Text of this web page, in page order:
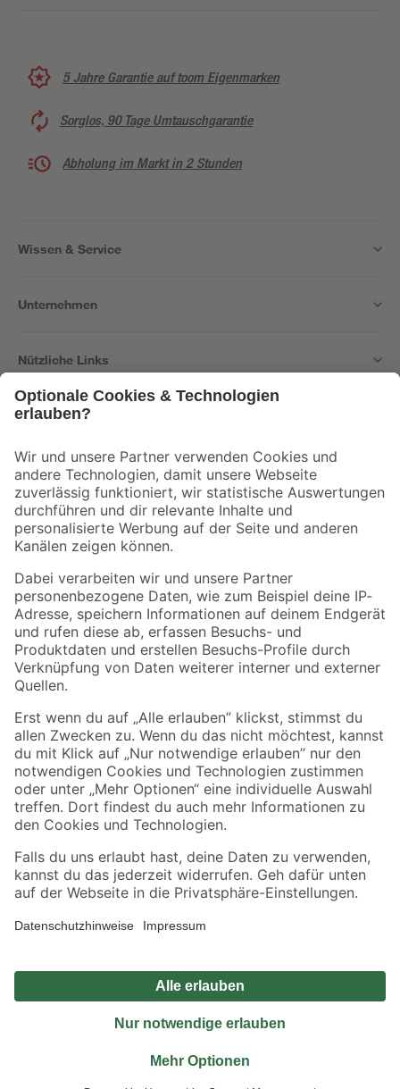
5 Jahre Garantie auf toom Eigenmarken
Sorglos, 90 Tage Umtauschgarantie
Abholung im Markt in 2 Stunden
Wissen & Service
Unternehmen
Nützliche Links
Der toom Newsletter: Keine Angebote und Aktionen mehr verpassen!
Zur Newsletter Anmeldung
Folge uns
Zahlungsarten Versandarten
Sicher einkaufen
Jetzt die toom-App herunterladen
Alle Preisangaben in EUR inkl. gesetzl. MwSt.. Die dargestellten Angebote sind unter
Umständen nicht in allen Märkten verfügbar. Die angegebenen Verfügbarkeiten beziehen
Produkte nur solange der Vorrat reicht.
*Paketversand ab 59 € versandkostenfrei, gilt nicht für Artikel mit Speditionsversand, hier
Privatsphäre Impressum
Nutzungsbedingungen
Widerrufsrecht
Vertrag widerrufen
© 2026 toom Baumarkt GmbH